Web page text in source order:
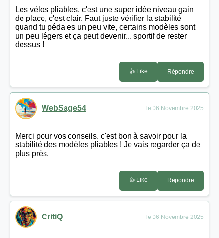
Les vélos pliables, c'est une super idée niveau gain
de place, c'est clair. Faut juste vérifier la stabilité
quand tu pédales un peu vite, certains modèles sont
un peu légers et ça peut devenir... sportif de rester
dessus !
👍 Like Répondre
WebSage54 le 06 Novembre 2025
Merci pour vos conseils, c'est bon à savoir pour la
stabilité des modèles pliables ! Je vais regarder ça de
plus près.
👍 Like Répondre
CritiQ le 06 Novembre 2025